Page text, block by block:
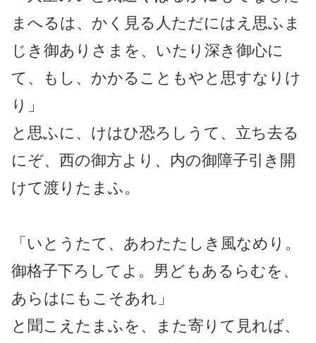
まへるは、かく見る人ただにはえ思ふま
じき御ありさまを、いたり深き御心に
て、もし、かかることもやと思すなりけ
り」
と思ふに、けはひ恐ろしうて、立ち去る
にぞ、西の御方より、内の御障子引き開
けて渡りたまふ。
「いとうたて、あわたたしき風なめり。
御格子下ろしてよ。男どもあるらむを、
あらはにもこそあれ」
と聞こえたまふを、また寄りて見れば、